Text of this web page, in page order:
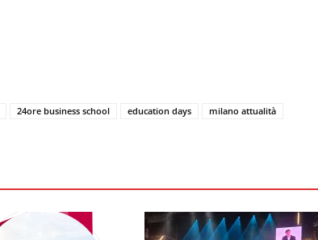
24ore business school education days
milano attualità